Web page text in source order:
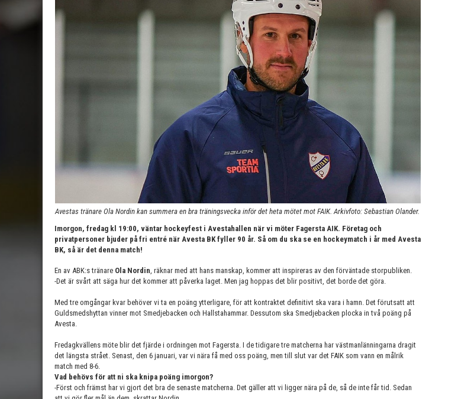
Avestas tränare Ola Nordin kan summera en bra träningsvecka inför det heta mötet mot FAIK. Arkivfoto: Sebastian Olander.
Imorgon, fredag kl 19:00, väntar hockeyfest i Avestahallen när vi möter Fagersta AIK. Företag och
privatpersoner bjuder på fri entré när Avesta BK fyller 90 år. Så om du ska se en hockeymatch i år med Avesta
BK, så är det denna match!
En av ABK:s tränare Ola Nordin, räknar med att hans manskap, kommer att inspireras av den förväntade storpubliken.
-Det är svårt att säga hur det kommer att påverka laget. Men jag hoppas det blir positivt, det borde det göra.
Med tre omgångar kvar behöver vi ta en poäng ytterligare, för att kontraktet definitivt ska vara i hamn. Det förutsatt att
Guldsmedshyttan vinner mot Smedjebacken och Hallstahammar. Dessutom ska Smedjebacken plocka in två poäng på
Avesta.
Fredagkvällens möte blir det fjärde i ordningen mot Fagersta. I de tidigare tre matcherna har västmanlänningarna dragit
det längsta strået. Senast, den 6 januari, var vi nära få med oss poäng, men till slut var det FAIK som vann en målrik
match med 8-6.
Vad behövs för att ni ska knipa poäng imorgon?
-Först och främst har vi gjort det bra de senaste matcherna. Det gäller att vi ligger nära på de, så de inte får tid. Sedan